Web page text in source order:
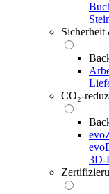
CO₂-
3D-